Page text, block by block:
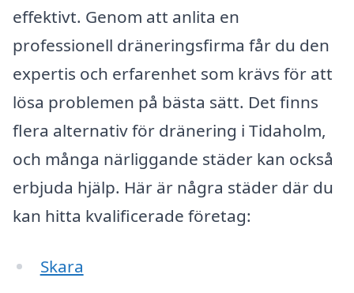
effektivt. Genom att anlita en
professionell dräneringsfirma får du den
expertis och erfarenhet som krävs för att
lösa problemen på bästa sätt. Det finns
flera alternativ för dränering i Tidaholm,
och många närliggande städer kan också
erbjuda hjälp. Här är några städer där du
kan hitta kvalificerade företag:
Skara